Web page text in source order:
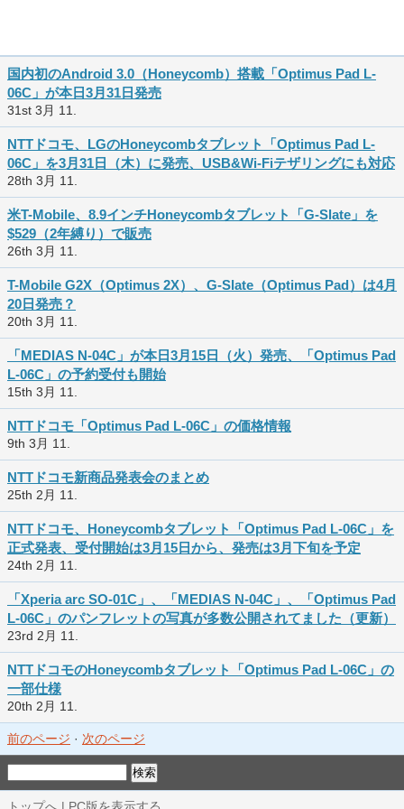
国内初のAndroid 3.0（Honeycomb）搭載「Optimus Pad L-
06C」が本日3月31日発売
31st 3月 11.
NTTドコモ、LGのHoneycombタブレット「Optimus Pad L-
06C」を3月31日（木）に発売、USB&Wi-Fiテザリングにも対応
28th 3月 11.
米T-Mobile、8.9インチHoneycombタブレット「G-Slate」を
$529（2年縛り）で販売
26th 3月 11.
T-Mobile G2X（Optimus 2X）、G-Slate（Optimus Pad）は4月
20日発売？
20th 3月 11.
「MEDIAS N-04C」が本日3月15日（火）発売、「Optimus Pad
L-06C」の予約受付も開始
15th 3月 11.
NTTドコモ「Optimus Pad L-06C」の価格情報
9th 3月 11.
NTTドコモ新商品発表会のまとめ
25th 2月 11.
NTTドコモ、Honeycombタブレット「Optimus Pad L-06C」を
正式発表、受付開始は3月15日から、発売は3月下旬を予定
24th 2月 11.
「Xperia arc SO-01C」、「MEDIAS N-04C」、「Optimus Pad
L-06C」のパンフレットの写真が多数公開されてました（更新）
23rd 2月 11.
NTTドコモのHoneycombタブレット「Optimus Pad L-06C」の
一部仕様
20th 2月 11.
前のページ · 次のページ